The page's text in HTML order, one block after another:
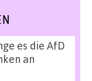
es die AfD
an